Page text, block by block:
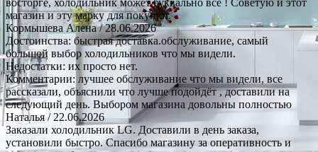
магазин и эту марку для покупки.
Кормышева Алена/ 28.06.2026
Достоинства: быстрая доставка.обслуживание, самый
большой выбор холодильников что мы видели.
Недостатки: их просто нет.
Комментарии: лучшее обслуживание что мы видели, все
рассказали, объяснили что лучше подойдёт , доставили на
следующий день. Выбором магазина довольны полностью
Наталья/ 22.06.2026
Заказали холодильник LG. Доставили в день заказа,
установили быстро. Спасибо магазину за оперативность и